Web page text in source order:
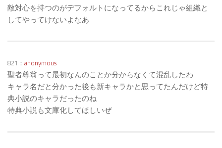
敵対心を持つのがデフォルトになってるからこれじゃ組織と
してやってけないよなあ
821： anonymous
聖者尊翁って最初なんのことか分からなくて混乱したわ
キャラ名だと分かった後も新キャラかと思ってたんだけど特
典小説のキャラだったのね
特典小説も文庫化してほしいぜ